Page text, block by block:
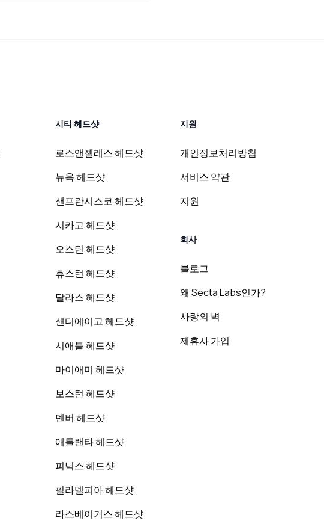
시티 헤드샷
로스앤젤레스 헤드샷
뉴욕 헤드샷
샌프란시스코 헤드샷
시카고 헤드샷
오스틴 헤드샷
휴스턴 헤드샷
달라스 헤드샷
샌디에이고 헤드샷
시애틀 헤드샷
마이애미 헤드샷
보스턴 헤드샷
덴버 헤드샷
애틀랜타 헤드샷
피닉스 헤드샷
필라델피아 헤드샷
라스베이거스 헤드샷
지원
개인정보처리방침
서비스 약관
지원
회사
블로그
왜 Secta Labs인가?
사랑의 벽
제휴사 가입